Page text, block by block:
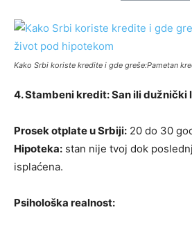
Kako Srbi koriste kredite i gde greše:Pametan
4. Stambeni kredit: San ili dužnički
Prosek otplate u Srbiji: 20 do 30
Hipoteka: stan nije tvoj dok
isplaćena.
Psihološka realnost: